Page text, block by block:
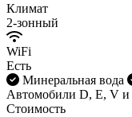
Климат
2-зонный
WiFi
Есть
Минеральная вода
Автомобили D, E, V и
Стоимость